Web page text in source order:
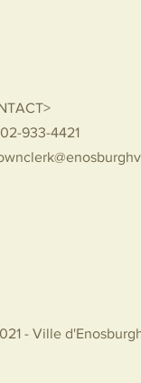
933-4421
- Ville